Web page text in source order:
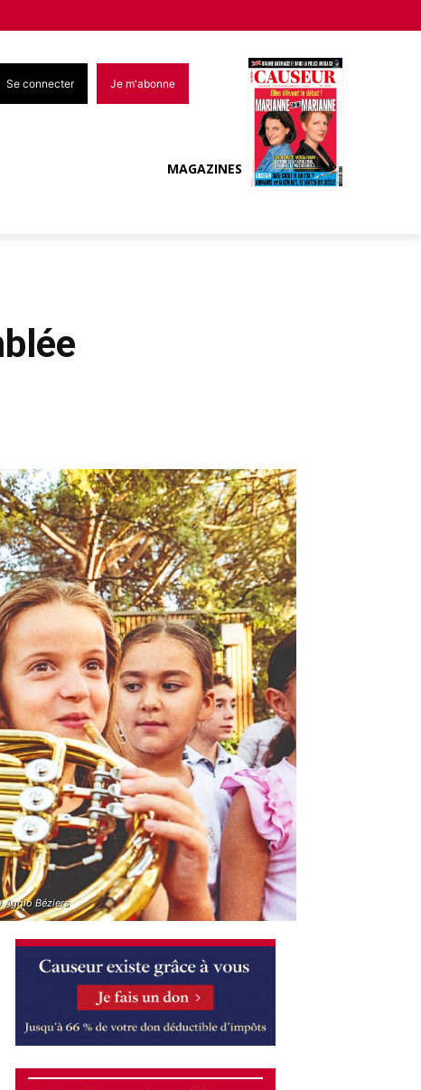
Se connecter Je m'abonne
MAGAZINES
Béziers